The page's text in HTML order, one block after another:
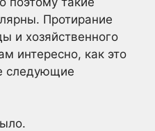
Протирание
и хозяйственного
интересно, как это
следующие